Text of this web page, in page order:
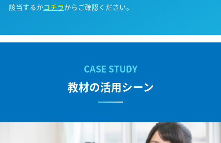
該当するかコチラからご確認ください。
教材の活用シーン